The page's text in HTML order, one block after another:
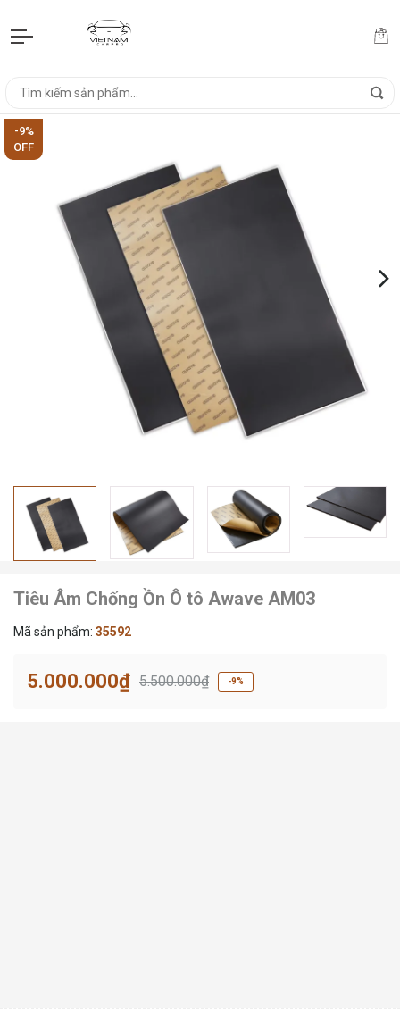
-9%
OFF
Tiêu Âm Chống Ồn Ô tô Awave AM03
Mã sản phẩm: 35592
5.000.000₫ 5.500.000₫ -9%